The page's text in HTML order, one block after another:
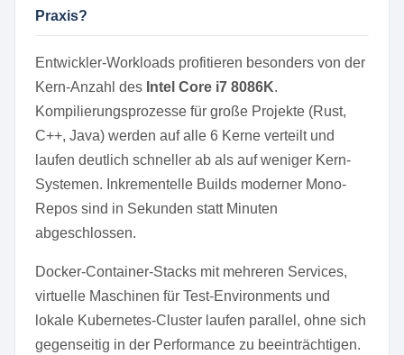
Praxis?
Entwickler-Workloads profitieren besonders von der
Kern-Anzahl des Intel Core i7 8086K.
Kompilierungsprozesse für große Projekte (Rust,
C++, Java) werden auf alle 6 Kerne verteilt und
laufen deutlich schneller ab als auf weniger Kern-
Systemen. Inkrementelle Builds moderner Mono-
Repos sind in Sekunden statt Minuten
abgeschlossen.
Docker-Container-Stacks mit mehreren Services,
virtuelle Maschinen für Test-Environments und
lokale Kubernetes-Cluster laufen parallel, ohne sich
gegenseitig in der Performance zu beeinträchtigen.